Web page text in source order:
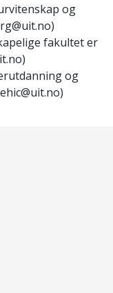
og
fakultet er
og